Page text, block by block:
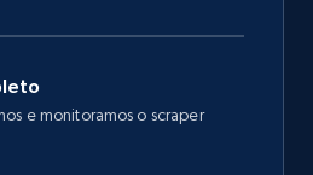
e monitoramos o scraper